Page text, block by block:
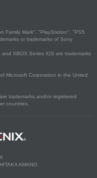
Family Mark", "PlayStation", "PS5
or trademarks of Sony
XBOX Series X|S are trademarks
Microsoft Corporation in the United
trademarks and/or registered
countries.
AMANO